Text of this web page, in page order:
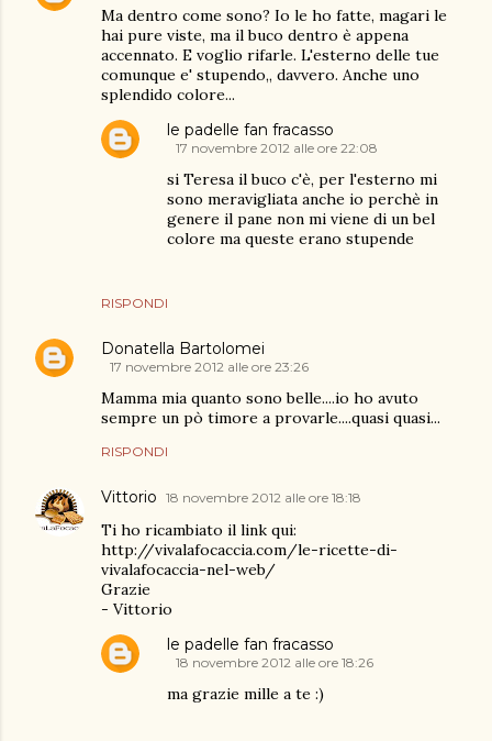
Ma dentro come sono? Io le ho fatte, magari le
hai pure viste, ma il buco dentro è appena
accennato. E voglio rifarle. L'esterno delle tue
comunque e' stupendo,, davvero. Anche uno
splendido colore...
RISPONDI
le padelle fan fracasso
17 novembre 2012 alle ore 22:08
si Teresa il buco c'è, per l'esterno mi
sono meravigliata anche io perchè in
genere il pane non mi viene di un bel
colore ma queste erano stupende
Donatella Bartolomei
17 novembre 2012 alle ore 23:26
Mamma mia quanto sono belle....io ho avuto
sempre un pò timore a provarle....quasi quasi...
RISPONDI
Vittorio 18 novembre 2012 alle ore 18:18
Ti ho ricambiato il link qui:
http://vivalafocaccia.com/le-ricette-di-
vivalafocaccia-nel-web/
Grazie
- Vittorio
le padelle fan fracasso
18 novembre 2012 alle ore 18:26
ma grazie mille a te :)